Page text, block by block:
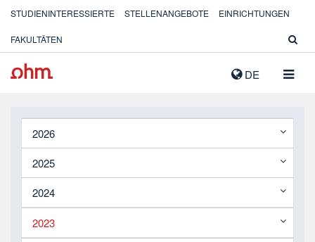
DE
STUDIENINTERESSIERTE STELLENANGEBOTE EINRICHTUNGEN
FAKULTÄTEN
2026
2025
2024
2023